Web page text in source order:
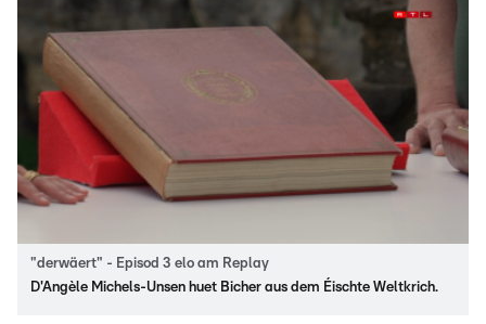
"derwäert" - Episod 3 elo am Replay
D'Angèle Michels-Unsen huet Bicher aus dem Éischte Weltkrich.